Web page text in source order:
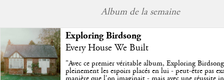
Album de la semaine
Exploring Birdsong
Every House We Built
"Avec ce premier véritable album, Exploring
pleinement les espoirs placés en lui - peut-être pas